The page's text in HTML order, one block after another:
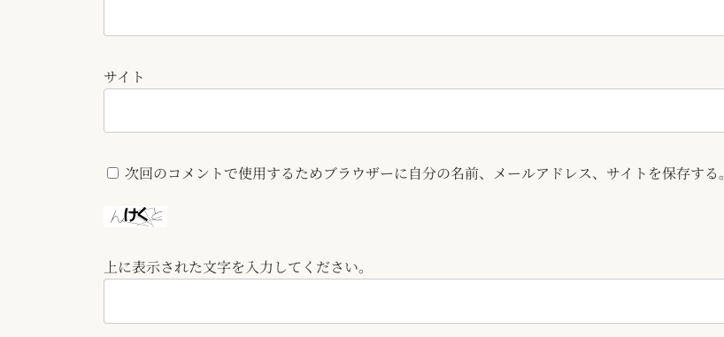
サイト
次回のコメントで使用するためブラウザーに自分の名前、メールアドレス、サイトを保存する。
上に表示された文字を入力してください。